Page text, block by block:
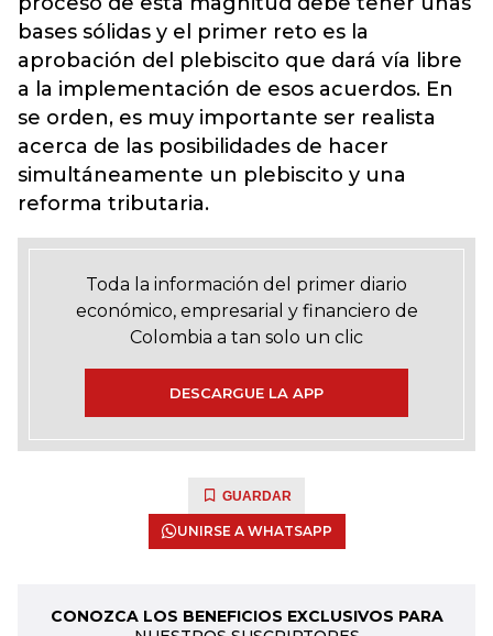
bases sólidas y el primer reto es la
aprobación del plebiscito que dará vía libre
a la implementación de esos acuerdos. En
se orden, es muy importante ser realista
acerca de las posibilidades de hacer
simultáneamente un plebiscito y una
reforma tributaria.
Toda la información del primer diario
económico, empresarial y financiero de
Colombia a tan solo un clic
DESCARGUE LA APP
GUARDAR
UNIRSE A WHATSAPP
CONOZCA LOS BENEFICIOS EXCLUSIVOS PARA